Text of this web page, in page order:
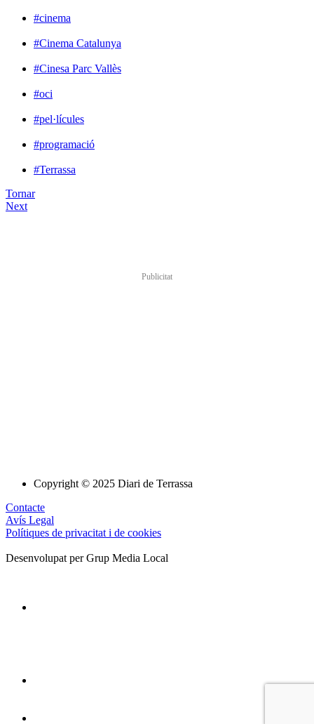
#cinema
#Cinema Catalunya
#Cinesa Parc Vallès
#oci
#pel·lícules
#programació
#Terrassa
Tornar
Next
Publicitat
Copyright © 2025 Diari de Terrassa
Contacte
Avís Legal
Polítiques de privacitat i de cookies
Desenvolupat per Grup Media Local